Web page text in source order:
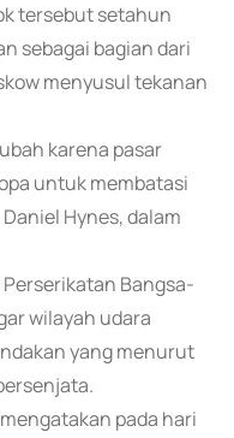
tersebut setahun
sebagai bagian dari
menyusul tekanan
karena pasar
untuk membatasi
Hynes, dalam
Bangsa-
wilayah udara
yang menurut
pada hari